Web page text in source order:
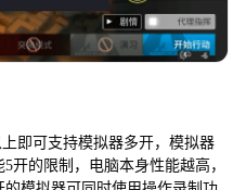
即可支持模拟器多开，模拟器
开的限制，电脑本身性能越高，